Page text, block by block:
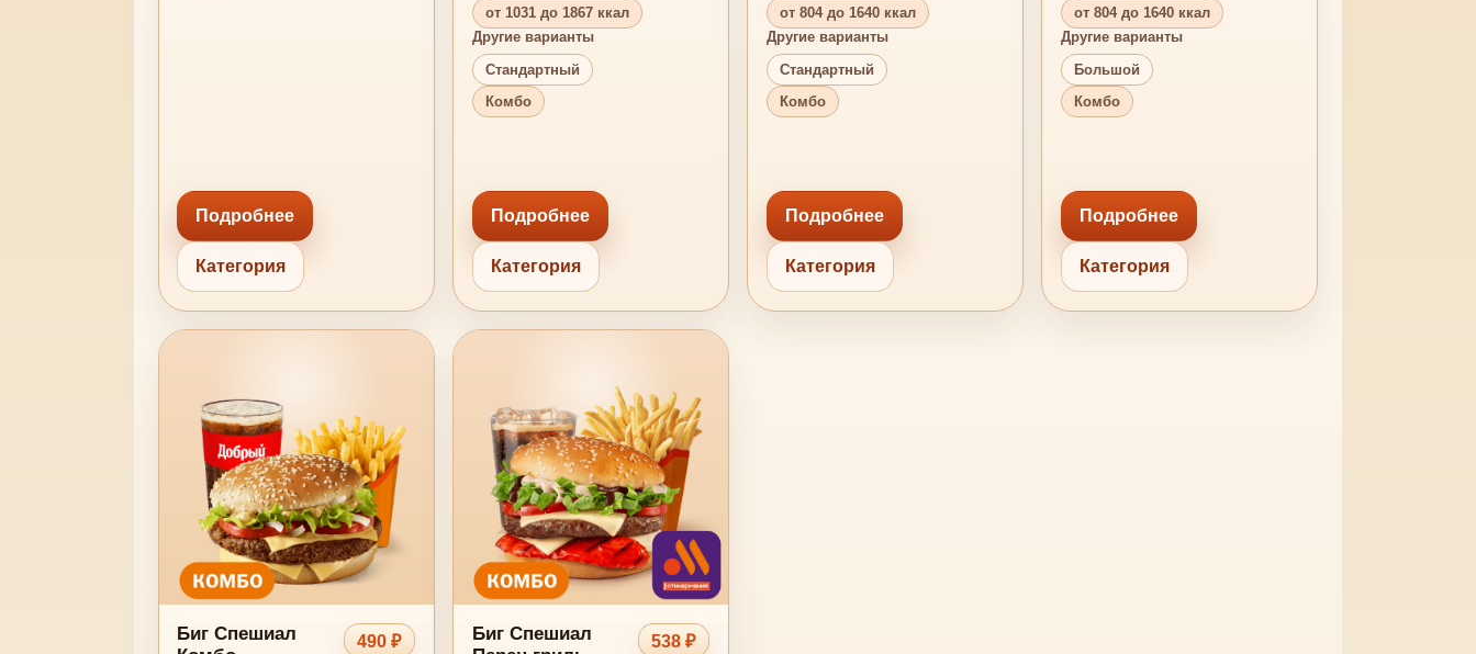
Подробнее
Категория
комплектации.
от 1031 до 1867 ккал
Другие варианты
Стандартный
Комбо
Подробнее
Категория
зависимости от
комплектаци…
от 804 до 1640 ккал
Другие варианты
Стандартный
Комбо
Подробнее
Категория
зависимости от
комплектации.
от 804 до 1640 ккал
Другие варианты
Большой
Комбо
Подробнее
Категория
Биг Спешиал
490 ₽
Биг Спешиал
538 ₽